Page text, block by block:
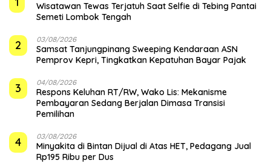
Wisatawan Tewas Terjatuh Saat Selfie di Tebing Pantai
Semeti Lombok Tengah
2 03/08/2026
Samsat Tanjungpinang Sweeping Kendaraan ASN
Pemprov Kepri, Tingkatkan Kepatuhan Bayar Pajak
3 04/08/2026
‎Respons Keluhan RT/RW, Wako Lis: Mekanisme
Pembayaran Sedang Berjalan Dimasa Transisi
Pemilihan
4 03/08/2026
Minyakita di Bintan Dijual di Atas HET, Pedagang Jual
Rp195 Ribu per Dus